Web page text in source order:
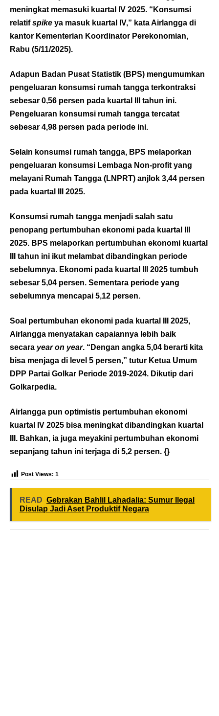
meningkat memasuki kuartal IV 2025. “Konsumsi
relatifspike ya masuk kuartal IV,” kata Airlangga di
kantor Kementerian Koordinator Perekonomian,
Rabu (5/11/2025).
Adapun Badan Pusat Statistik (BPS) mengumumkan
pengeluaran konsumsi rumah tangga terkontraksi
sebesar 0,56 persen pada kuartal III tahun ini.
Pengeluaran konsumsi rumah tangga tercatat
sebesar 4,98 persen pada periode ini.
Selain konsumsi rumah tangga, BPS melaporkan
pengeluaran konsumsi Lembaga Non-profit yang
melayani Rumah Tangga (LNPRT) anjlok 3,44 persen
pada kuartal III 2025.
Konsumsi rumah tangga menjadi salah satu
penopang pertumbuhan ekonomi pada kuartal III
2025. BPS melaporkan pertumbuhan ekonomi kuartal
III tahun ini ikut melambat dibandingkan periode
sebelumnya. Ekonomi pada kuartal III 2025 tumbuh
sebesar 5,04 persen. Sementara periode yang
sebelumnya mencapai 5,12 persen.
Soal pertumbuhan ekonomi pada kuartal III 2025,
Airlangga menyatakan capaiannya lebih baik
secara year on year. “Dengan angka 5,04 berarti kita
bisa menjaga di level 5 persen,” tutur Ketua Umum
DPP Partai Golkar Periode 2019-2024. Dikutip dari
Golkarpedia.
Airlangga pun optimistis pertumbuhan ekonomi
kuartal IV 2025 bisa meningkat dibandingkan kuartal
III. Bahkan, ia juga meyakini pertumbuhan ekonomi
sepanjang tahun ini terjaga di 5,2 persen. {}
Post Views: 1
READ Gebrakan Bahlil Lahadalia: Sumur Ilegal
Disulap Jadi Aset Produktif Negara